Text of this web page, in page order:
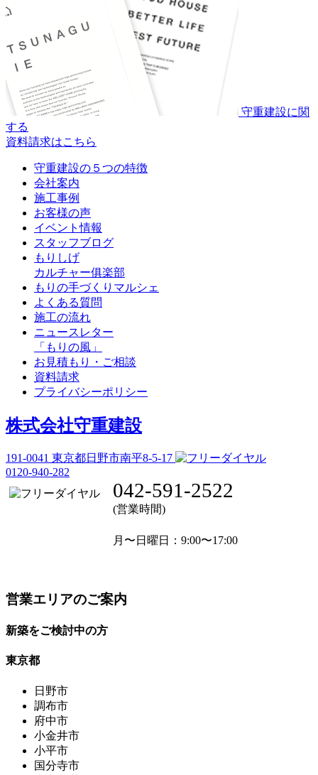
守重建設に関
する
資料請求はこちら
守重建設の５つの特徴
会社案内
施工事例
お客様の声
イベント情報
スタッフブログ
もりしげ
カルチャー俱楽部
もりの手づくりマルシェ
よくある質問
施工の流れ
ニュースレター
「もりの風」
お見積もり・ご相談
資料請求
プライバシーポリシー
株式会社守重建設
191-0041 東京都日野市南平8-5-17
0120-940-282
042-591-2522
(営業時間)
月〜日曜日 ：9:00〜17:00
営業エリアのご案内
新築をご検討中の方
東京都
日野市
調布市
府中市
小金井市
小平市
国分寺市